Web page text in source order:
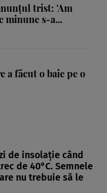
trist: 'Am
minune s-a...
a făcut o baie pe o
de insolație când
de 40°C. Semnele
nu trebuie să le